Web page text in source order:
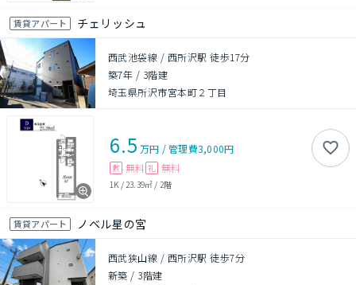
賃貸アパート チェリッシュ
西武池袋線 / 西所沢駅 徒歩17分
築7年 / 3階建
埼玉県所沢市宮本町２丁目
6.5 万円 /管理費3,000円
敷 無料 礼 無料
1K / 23.39㎡ / 2階
賃貸アパート ノベル星の宮
西武狭山線 / 西所沢駅 徒歩7分
新築 / 3階建